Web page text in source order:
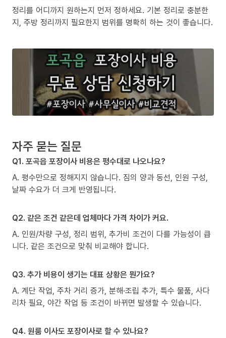
정리를 어디까지 원하는지 먼저 정하세요. 기본 정리로 충분한
지, 주방 정리까지 필요한지 범위를 명확히 하는 것이 좋습니다.
자주 묻는 질문
Q1. 포곡읍 포장이사 비용은 평수대로 나오나요?
A. 평수만으로 정해지지 않습니다. 짐의 양과 동선, 인원 구성,
날짜 수요가 더 크게 반영됩니다.
Q2. 같은 조건 같은데 업체마다 가격 차이가 커요.
A. 인원/차량 구성, 정리 범위, 추가비 조건이 다를 가능성이 큽
니다. 같은 조건으로 맞춰 비교해야 합니다.
Q3. 추가 비용이 생기는 대표 상황은 뭔가요?
A. 계단 작업, 주차 거리 증가, 분해·조립 추가, 특수 물품, 사다
리차 필요, 야간 작업 등 조건이 바뀌면 발생할 수 있습니다.
Q4. 원룸 이사도 포장이사로 할 수 있나요?